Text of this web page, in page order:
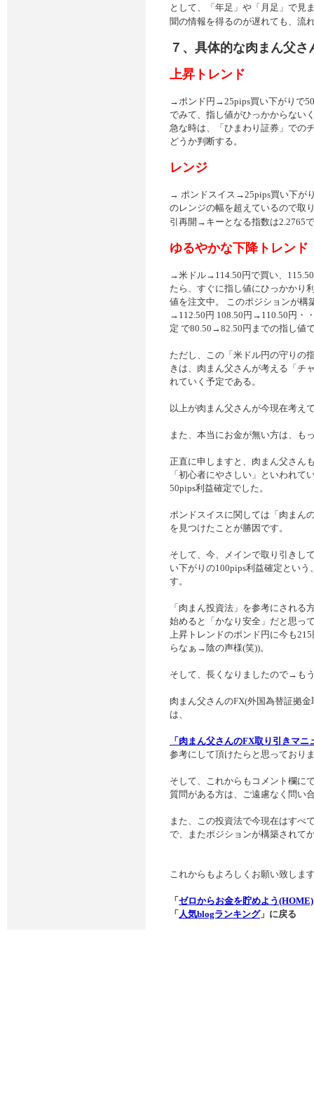
として、「年足」や「月足」で見
聞の情報を得るのが遅れても、流
７、具体的な肉まん父さ
上昇トレンド
→ポンド円→25pips買い下がりで
でみて、指し値がひっかからない
急な時は、「ひまわり証券」での
どうか判断する。
レンジ
→ ポンドスイス→25pips買い下が
のレンジの幅を超えているので
引再開→キーとなる指数は2.2765
ゆるやかな下降トレンド
→米ドル→114.50円で買い、
たら、すぐに指し値にひっかかり
値を注文中。 このポジションが構
→112.50円 108.50円→110.50円・
定 で80.50→82.50円までの指し値
ただし、この「米ドル円の守りの
きは、肉まん父さんが考える「チ
れていく予定である。
以上が肉まん父さんが今現在考え
また、本当にお金が無い方は、も
正直に申しますと、肉まん父さん
「初心者にやさしい」といわれて
50pips利益確定でした。
ポンドスイスに関しては「肉まん
を見つけたことが勝因です。
そして、今、メインで取り引きし
い下がりの100pips利益確定とい
す。
「肉まん投資法」を参考にされる
始めると「かなり安全」だと思っ
上昇トレンドのポンド円に今も
らなぁ→陰の声様(笑))。
そして、長くなりましたので→も
肉まん父さんのFX(外国為替証拠
は、
「肉まん父さんのFX取り引きマニ
参考にして頂けたらと思っており
そして、これからもコメント欄に
質問がある方は、ご遠慮なく問い
また、この投資法で今現在はすべ
で、またポジションが構築されて
これからもよろしくお願い致しま
「 ゼロからお金を貯めよう(HOME)
「 人気blogランキング」に戻る